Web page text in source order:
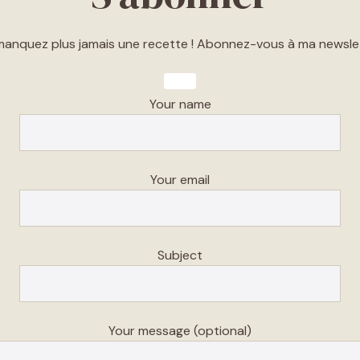
plus jamais une recette ! Abonnez-vous à ma
Your name
Your email
Subject
Your message (optional)